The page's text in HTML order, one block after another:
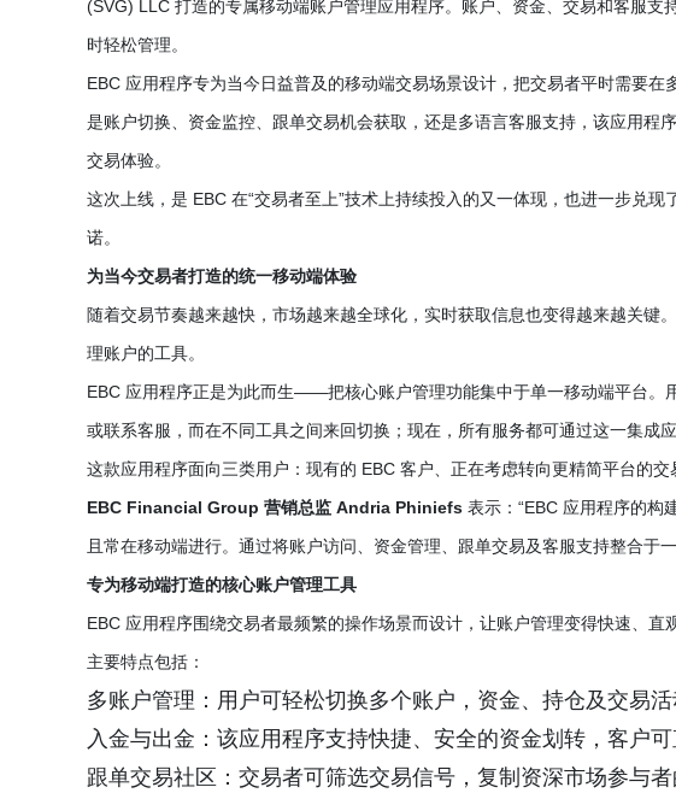
(SVG) LLC 打造的专属移动端账户管理应用程序。账户、资金、交易和客服
时轻松管理。
EBC 应用程序专为当今日益普及的移动端交易场景设计，把交易者平时需要
是账户切换、资金监控、跟单交易机会获取，还是多语言客服支持，该应用程
交易体验。
这次上线，是 EBC 在“交易者至上”技术上持续投入的又一体现，也进一步兑
诺。
为当今交易者打造的统一移动端体验
随着交易节奏越来越快，市场越来越全球化，实时获取信息也变得越来越关键
理账户的工具。
EBC 应用程序正是为此而生——把核心账户管理功能集中于单一移动端平台。
或联系客服，而在不同工具之间来回切换；现在，所有服务都可通过这一集成应
这款应用程序面向三类用户：现有的 EBC 客户、正在考虑转向更精简平台的交
EBC Financial Group 营销总监 Andria Phiniefs 表示：“EBC 应用程序的
且常在移动端进行。通过将账户访问、资金管理、跟单交易及客服支持整合于
专为移动端打造的核心账户管理工具
EBC 应用程序围绕交易者最频繁的操作场景而设计，让账户管理变得快速、直
主要特点包括：
多账户管理：用户可轻松切换多个账户，资金、持仓及交易
入金与出金：该应用程序支持快捷、安全的资金划转，客户
跟单交易社区：交易者可筛选交易信号，复制资深市场参与